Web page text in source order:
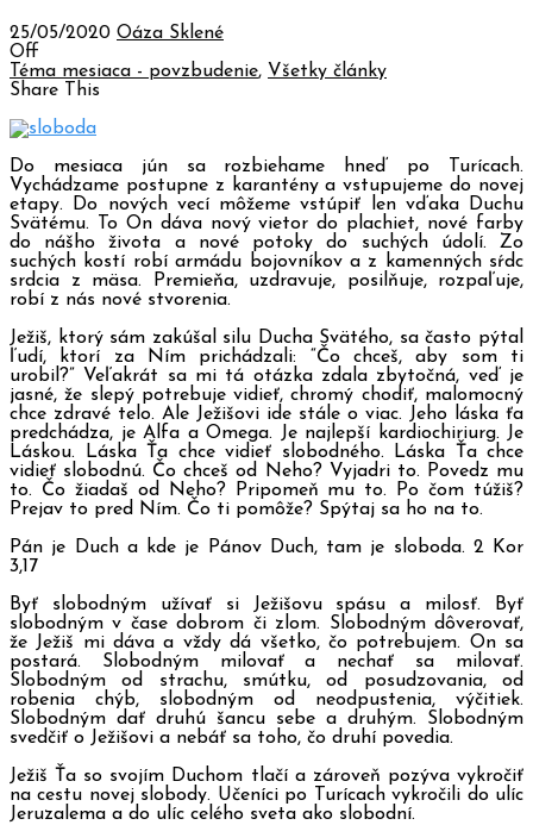
25/05/2020 Oáza Sklené
Off
Téma mesiaca - povzbudenie, Všetky články
Share This
Do mesiaca jún sa rozbiehame hneď po Turícach.
Vychádzame postupne z karantény a vstupujeme do novej
etapy. Do nových vecí môžeme vstúpiť len vďaka Duchu
Svätému. To On dáva nový vietor do plachiet, nové farby
do nášho života a nové potoky do suchých údolí. Zo
suchých kostí robí armádu bojovníkov a z kamenných sŕdc
srdcia z mäsa. Premieňa, uzdravuje, posilňuje, rozpaľuje,
robí z nás nové stvorenia.
Ježiš, ktorý sám zakúšal silu Ducha Svätého, sa často pýtal
ľudí, ktorí za Ním prichádzali: “Čo chceš, aby som ti
urobil?” Veľakrát sa mi tá otázka zdala zbytočná, veď je
jasné, že slepý potrebuje vidieť, chromý chodiť, malomocný
chce zdravé telo. Ale Ježišovi ide stále o viac. Jeho láska ťa
predchádza, je Alfa a Omega. Je najlepší kardiochiriurg. Je
Láskou. Láska Ťa chce vidieť slobodného. Láska Ťa chce
vidieť slobodnú. Čo chceš od Neho? Vyjadri to. Povedz mu
to. Čo žiadaš od Neho? Pripomeň mu to. Po čom túžiš?
Prejav to pred Ním. Čo ti pomôže? Spýtaj sa ho na to.
Pán je Duch a kde je Pánov Duch, tam je sloboda. 2 Kor
3,17
Byť slobodným užívať si Ježišovu spásu a milosť. Byť
slobodným v čase dobrom či zlom. Slobodným dôverovať,
že Ježiš mi dáva a vždy dá všetko, čo potrebujem. On sa
postará. Slobodným milovať a nechať sa milovať.
Slobodným od strachu, smútku, od posudzovania, od
robenia chýb, slobodným od neodpustenia, výčitiek.
Slobodným dať druhú šancu sebe a druhým. Slobodným
svedčiť o Ježišovi a nebáť sa toho, čo druhí povedia.
Ježiš Ťa so svojím Duchom tlačí a zároveň pozýva vykročiť
na cestu novej slobody. Učeníci po Turícach vykročili do ulíc
Jeruzalema a do ulíc celého sveta ako slobodní.